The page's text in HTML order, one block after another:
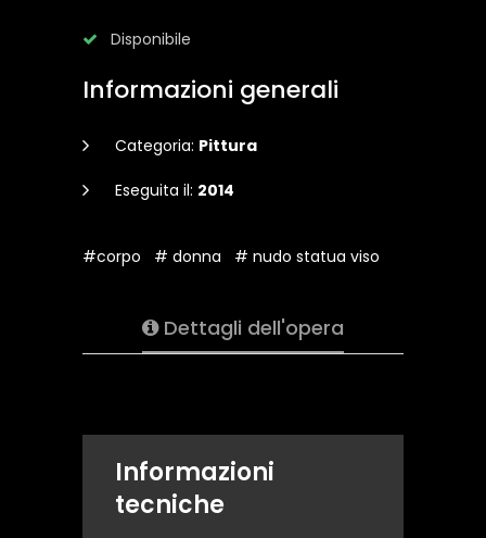
Disponibile
Informazioni generali
Categoria: Pittura
Eseguita il: 2014
#corpo # donna # nudo statua viso
Dettagli dell'opera
Informazioni
tecniche